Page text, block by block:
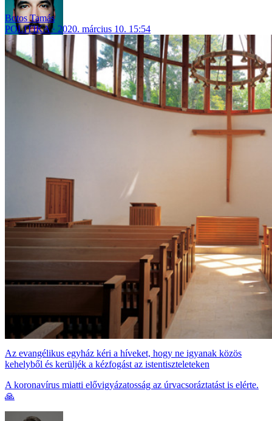
Botos Tamás
POLITIKA
2020. március 10. 15:54
Az evangélikus egyház kéri a híveket, hogy ne igyanak közös
kehelyből és kerüljék a kézfogást az istentiszteleteken
A koronavírus miatti elővigyázatosság az úrvacsoráztatást is elérte.
🙏